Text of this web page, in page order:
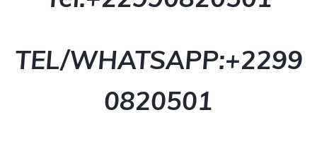
TEL/WHATSAPP:+2299
0820501